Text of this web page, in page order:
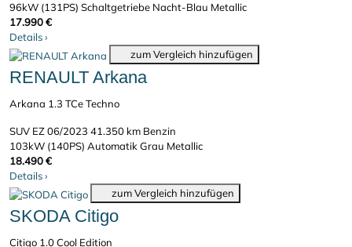
96kW (131PS) Schaltgetriebe Nacht-Blau Metallic
17.990 €
Details›
zum Vergleich hinzufügen
RENAULT Arkana
Arkana 1.3 TCe Techno
SUV EZ 06/2023 41.350 km Benzin
103kW (140PS) AutomatikGrau Metallic
18.490 €
Details›
zum Vergleich hinzufügen
SKODA Citigo
Citigo 1.0 Cool Edition